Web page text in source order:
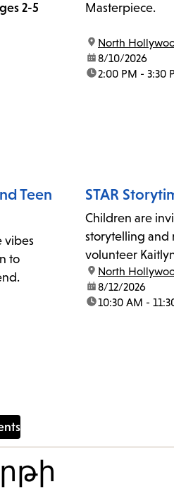
2-5
Masterpiece.
location:
North
date:8/10/2026
time:2:00 PM - 3:30
Teen
vibes
to
STAR
Children are
storytelling and
volunteer
location:
North
date:8/12/2026
time:10:30 AM -